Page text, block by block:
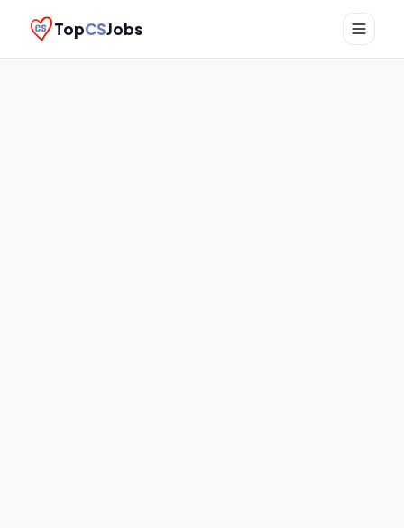
TopCSJobs